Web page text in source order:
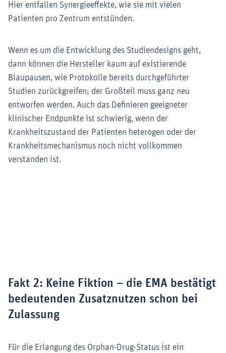
Hier entfallen Synergieeffekte, wie sie mit vielen
Patienten pro Zentrum entstünden.
Wenn es um die Entwicklung des Studiendesigns geht,
dann können die Hersteller kaum auf existierende
Blaupausen, wie Protokolle bereits durchgeführter
Studien zurückgreifen; der Großteil muss ganz neu
entworfen werden. Auch das Definieren geeigneter
klinischer Endpunkte ist schwierig, wenn der
Krankheitszustand der Patienten heterogen oder der
Krankheitsmechanismus noch nicht vollkommen
verstanden ist.
Fakt 2: Keine Fiktion – die EMA bestätigt
bedeutenden Zusatznutzen schon bei
Zulassung
Für die Erlangung des Orphan-Drug-Status ist ein